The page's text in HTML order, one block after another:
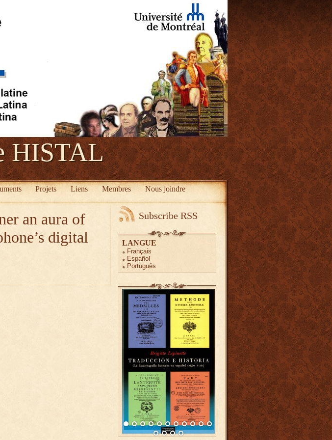
HISTAL
Projets Liens Membres Nous joindre
an aura of
digital
Subscribe RSS
LANGUE
Français
Español
Português